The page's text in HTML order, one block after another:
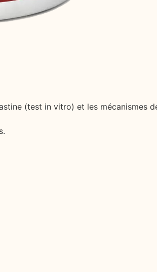
(test in vitro) et les mécanismes